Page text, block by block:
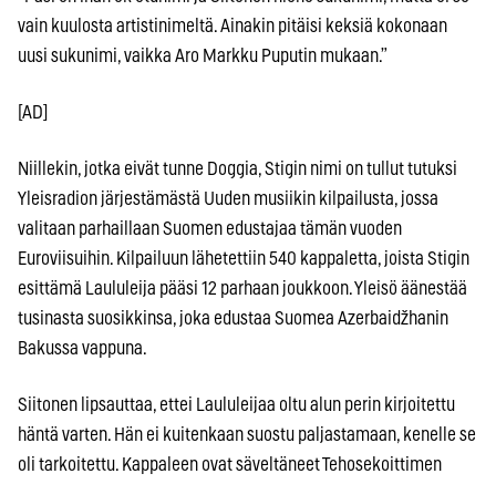
vain kuulosta artistinimeltä. Ainakin pitäisi keksiä kokonaan
uusi sukunimi, vaikka Aro Markku Puputin mukaan.”
[AD]
Niillekin, jotka eivät tunne Doggia, Stigin nimi on tullut tutuksi
Yleisradion järjestämästä Uuden musiikin kilpailusta, jossa
valitaan parhaillaan Suomen edustajaa tämän vuoden
Euroviisuihin. Kilpailuun lähetettiin 540 kappaletta, joista Stigin
esittämä Laululeija pääsi 12 parhaan joukkoon. Yleisö äänestää
tusinasta suosikkinsa, joka edustaa Suomea Azerbaidžhanin
Bakussa vappuna.
Siitonen lipsauttaa, ettei Laululeijaa oltu alun perin kirjoitettu
häntä varten. Hän ei kuitenkaan suostu paljastamaan, kenelle se
oli tarkoitettu. Kappaleen ovat säveltäneet Tehosekoittimen